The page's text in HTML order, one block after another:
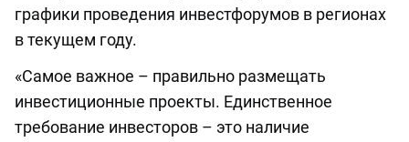
графики проведения инвестфорумов в регионах
в текущем году.
«Самое важное – правильно размещать
инвестиционные проекты. Единственное
требование инвесторов – это наличие